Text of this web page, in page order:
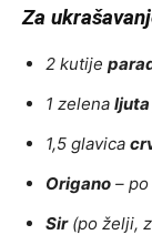
Za
2 kutije
1 zelena
1,5 glavica
Origano –
Sir(po želji,